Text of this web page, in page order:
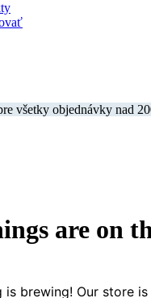
všetky objednávky nad
are on
is brewing! Our store